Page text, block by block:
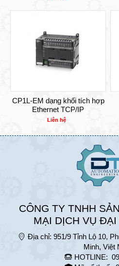
CP1L-EM dạng khối tích hợp
Ethernet TCP/IP
Liên hệ
CÔNG TY TNHH
MẠI DỊCH VỤ
Địa chỉ: 951/9 Tỉnh Lộ 10,
Minh, Việt
HOTLINE: